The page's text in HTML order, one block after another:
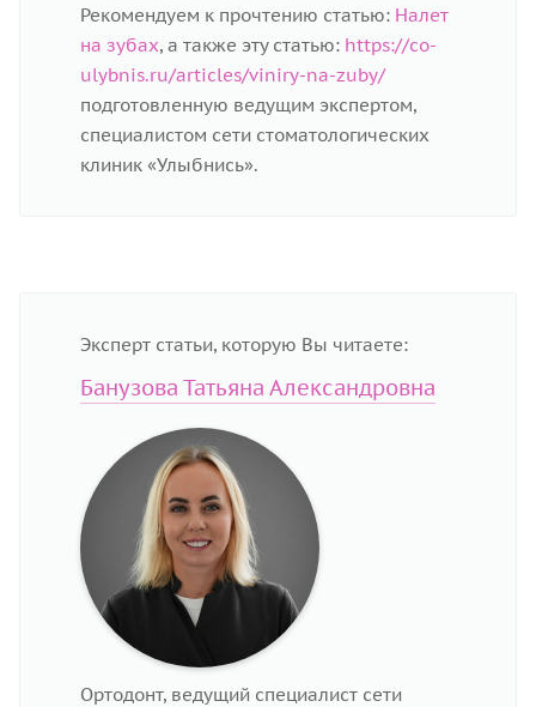
Рекомендуем к прочтению статью: Налет
на зубах, а также эту статью: https://co-
ulybnis.ru/articles/viniry-na-zuby/
подготовленную ведущим экспертом,
специалистом сети стоматологических
клиник «Улыбнись».
Эксперт статьи, которую Вы читаете:
Банузова Татьяна Александровна
Ортодонт, ведущий специалист сети